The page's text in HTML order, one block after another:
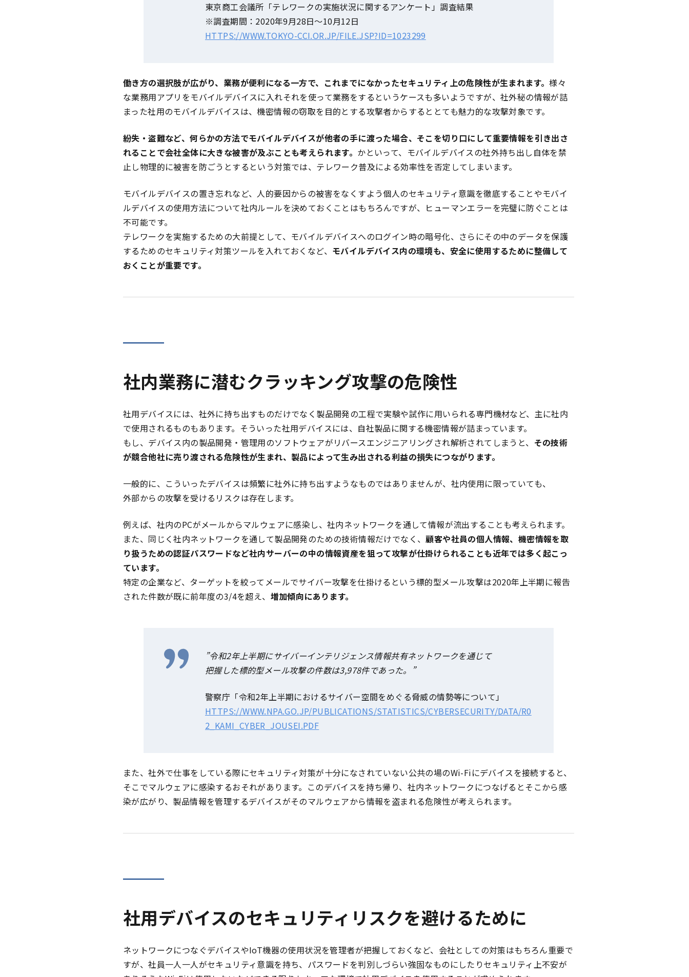
東京商工会議所「テレワークの実施状況に関するアンケート」調査結果
※調査期間：2020年9月28日～10月12日
HTTPS://WWW.TOKYO-CCI.OR.JP/FILE.JSP?ID=1023299
働き方の選択肢が広がり、業務が便利になる一方で、これまでになかったセキュリティ上の危険性が生まれます。様々
な業務用アプリをモバイルデバイスに入れそれを使って業務をするというケースも多いようですが、社外秘の情報が詰
まった社用のモバイルデバイスは、機密情報の窃取を目的とする攻撃者からするととても魅力的な攻撃対象です。
紛失・盗難など、何らかの方法でモバイルデバイスが他者の手に渡った場合、そこを切り口にして重要情報を引き出さ
れることで会社全体に大きな被害が及ぶことも考えられます。 かといって、モバイルデバイスの社外持ち出し自体を禁
止し物理的に被害を防ごうとするという対策では、テレワーク普及による効率性を否定してしまいます。
モバイルデバイスの置き忘れなど、人的要因からの被害をなくすよう個人のセキュリティ意識を徹底することやモバイ
ルデバイスの使用方法について社内ルールを決めておくことはもちろんですが、ヒューマンエラーを完璧に防ぐことは
不可能です。
テレワークを実施するための大前提として、モバイルデバイスへのログイン時の暗号化、さらにその中のデータを保護
するためのセキュリティ対策ツールを入れておくなど、 モバイルデバイス内の環境も、安全に使用するために整備して
おくことが重要です。
社内業務に潜むクラッキング攻撃の危険性
社用デバイスには、社外に持ち出すものだけでなく製品開発の工程で実験や試作に用いられる専門機材など、主に社内
で使用されるものもあります。そういった社用デバイスには、自社製品に関する機密情報が詰まっています。
もし、デバイス内の製品開発・管理用のソフトウェアがリバースエンジニアリングされ解析されてしまうと、 その技術
が競合他社に売り渡される危険性が生まれ、製品によって生み出される利益の損失につながります。
一般的に、こういったデバイスは頻繁に社外に持ち出すようなものではありませんが、社内使用に限っていても、
外部からの攻撃を受けるリスクは存在します。
例えば、社内のPCがメールからマルウェアに感染し、社内ネットワークを通して情報が流出することも考えられます。
また、同じく社内ネットワークを通して製品開発のための技術情報だけでなく、顧客や社員の個人情報、機密情報を取
り扱うための認証パスワードなど社内サーバーの中の情報資産を狙って攻撃が仕掛けられることも近年では多く起こっ
ています。
特定の企業など、ターゲットを絞ってメールでサイバー攻撃を仕掛けるという標的型メール攻撃は2020年上半期に報告
された件数が既に前年度の3/4を超え、 増加傾向にあります。
”令和2年上半期にサイバーインテリジェンス情報共有ネットワークを通じて
把握した標的型メール攻撃の件数は3,978件であった。”
警察庁「令和2年上半期におけるサイバー空間をめぐる脅威の情勢等について」
HTTPS://WWW.NPA.GO.JP/PUBLICATIONS/STATISTICS/CYBERSECURITY/DATA/R0
2_KAMI_CYBER_JOUSEI.PDF
また、社外で仕事をしている際にセキュリティ対策が十分になされていない公共の場のWi-Fiにデバイスを接続すると、
そこでマルウェアに感染するおそれがあります。このデバイスを持ち帰り、社内ネットワークにつなげるとそこから感
染が広がり、製品情報を管理するデバイスがそのマルウェアから情報を盗まれる危険性が考えられます。
社用デバイスのセキュリティリスクを避けるために
ネットワークにつなぐデバイスやIoT機器の使用状況を管理者が把握しておくなど、会社としての対策はもちろん重要で
すが、社員一人一人がセキュリティ意識を持ち、パスワードを判別しづらい強固なものにしたりセキュリティ上不安が